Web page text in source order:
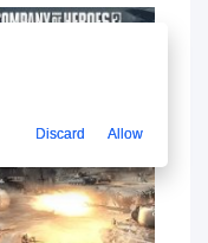
Discard Allow